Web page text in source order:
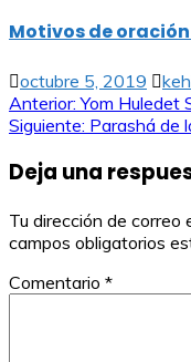
Motivos de oración
octubre 5, 2019
Navegación
entradas
Anterior: Yom Huledet
Siguiente: Parashá de
Deja una
Tu dirección de correo
campos obligatorios
Comentario *